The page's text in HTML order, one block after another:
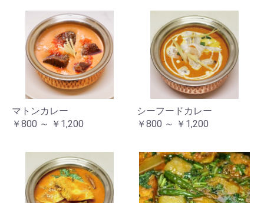
マトンカレー
￥800 ～ ￥1,200
シーフードカレー
￥800 ～ ￥1,200